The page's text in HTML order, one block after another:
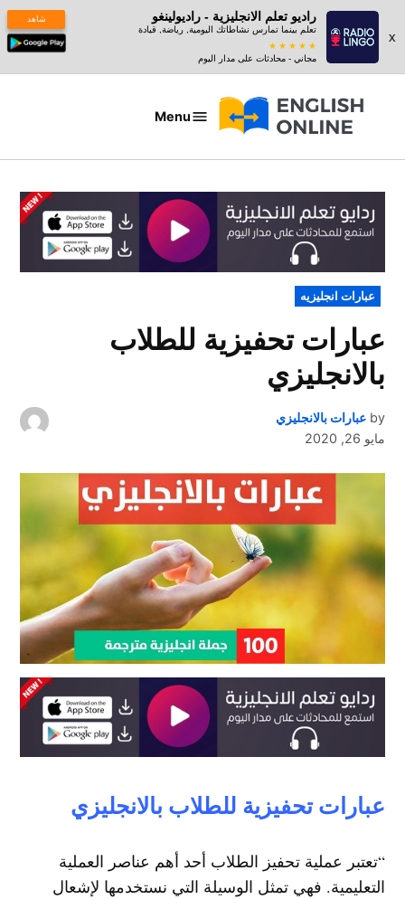
x
راديو تعلم الانجليزية - راديولينغو
تعلم بينما تمارس نشاطاتك اليومية, رياضة, قيادة
مجاني - محادثات على مدار اليوم
شاهد
عبارات
Menu
POSTED
IN
عبارات انجليزيه
عبارات تحفيزية للطلاب
بالانجليزي
by عبارات بالانجليزي
مايو 26, 2020
عبارات تحفيزية للطلاب بالانجليزي
“تعتبر عملية تحفيز الطلاب أحد أهم عناصر العملية
التعليمية. فهي تمثل الوسيلة التي نستخدمها لإشعال